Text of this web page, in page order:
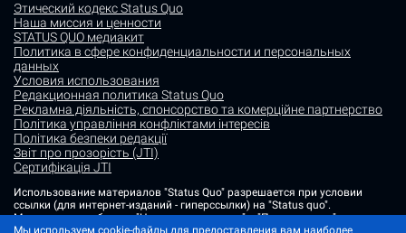
Этический кодекс Status Quo
Наша миссия и ценности
STATUS QUO медиакит
Политика в сфере конфиденциальности и персональных
данных
Условия использования
Редакционная политика Status Quo
Рекламна діяльність, спонсорство та комерційне партнерство
Політика управління конфліктами інтересів
Політика безпеки редакції
Звіт про прозорість (JTI)
Сертифікація JTI
Использование материалов "Status Quo" разрешается при условии
ссылки (для интернет-изданий - гиперссылки) на "Status quo".
Материалы в рубриках "Новости партнеров" и "Пресс-релизы"
размещаются на правах рекламы или в рамках некоммерческого
Мы используем cookie-файлы для предоставления вам наиболее